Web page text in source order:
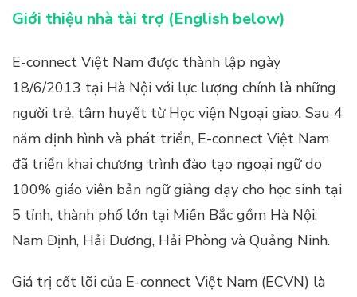
Giới thiệu nhà tài trợ (English below)
E-connect Việt Nam được thành lập ngày
18/6/2013 tại Hà Nội với lực lượng chính là những
người trẻ, tâm huyết từ Học viện Ngoại giao. Sau 4
năm định hình và phát triển, E-connect Việt Nam
đã triển khai chương trình đào tạo ngoại ngữ do
100% giáo viên bản ngữ giảng dạy cho học sinh tại
5 tỉnh, thành phố lớn tại Miền Bắc gồm Hà Nội,
Nam Định, Hải Dương, Hải Phòng và Quảng Ninh.
Giá trị cốt lõi của E-connect Việt Nam (ECVN) là